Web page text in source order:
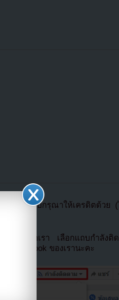
กนำออกไปกรุณาให้เครดิตด้วย
วดเร็วจากเรา เลือกแถบกำลัง
Facebook ของเรานะคะ